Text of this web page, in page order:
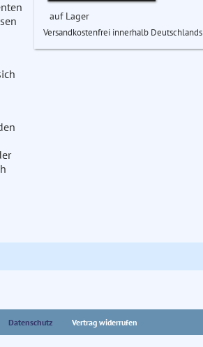
auf Lager
Versandkostenfrei innerhalb Deutschlands
Datenschutz Vertrag widerrufen